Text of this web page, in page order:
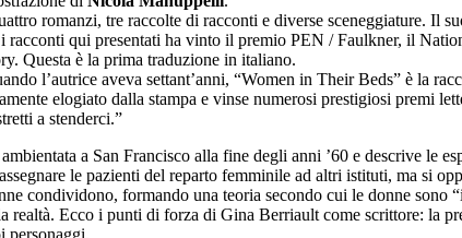
romanzi, tre raccolte di racconti e diverse sceneggiature. Il
racconti qui presentati ha vinto il premio PEN / Faulkner, il
Questa è la prima traduzione in italiano.
l’autrice aveva settant’anni, “Women in Their Beds” è la
elogiato dalla stampa e vinse numerosi prestigiosi
a stenderci.”
a San Francisco alla fine degli anni ’60 e descrive le
le pazienti del reparto femminile ad altri istituti, ma si
condividono, formando una teoria secondo cui le donne
realtà. Ecco i punti di forza di Gina Berriault come scrittore: la
personaggi.